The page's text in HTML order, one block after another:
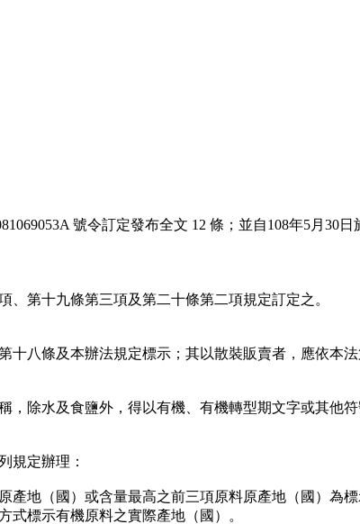
號令訂定發布全文 12 條；並自108年5月30日
第十九條第三項及第二十條第二項規定訂定之。
八條及本辦法規定標示；其以散裝販賣者，應依本法
除水及食鹽外，得以有機、有機轉型期文字或其他
規定辦理：
產地（國）或含量最高之前三項原料原產地（國）為
式標示有機原料之實際產地（國）。